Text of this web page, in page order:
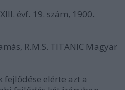
évf. 19. szám, 1900.
R.M.S. TITANIC Magyar
elérte azt a